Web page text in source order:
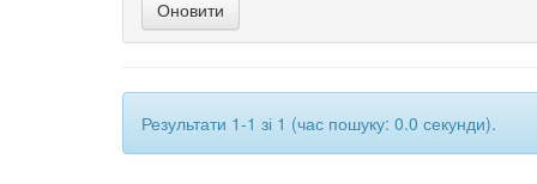
Результати 1-1 зі 1 (час пошуку: 0.0 секунди).